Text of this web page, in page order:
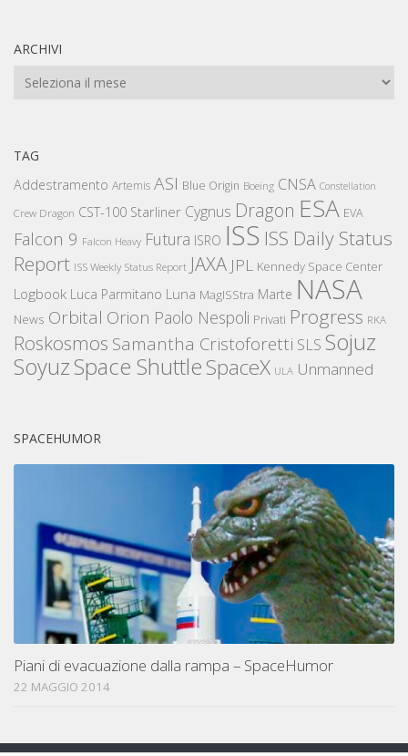
ARCHIVI
Archivi
TAG
Addestramento Artemis ASI Blue Origin Boeing CNSA Constellation
Crew Dragon CST-100 Starliner Cygnus Dragon ESA EVA
Falcon 9 Falcon Heavy Futura ISRO ISS ISS Daily Status
Report ISS Weekly Status Report JAXA JPL Kennedy Space Center
Logbook Luca Parmitano Luna MagISStra Marte NASA
News Orbital Orion Paolo Nespoli Privati Progress RKA
Roskosmos Samantha Cristoforetti SLS Sojuz
SoyuzSpace ShuttleSpaceX ULA Unmanned
SPACEHUMOR
Piani di evacuazione dalla rampa – SpaceHumor
22 MAGGIO 2014